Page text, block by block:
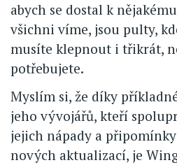
abych se dostal k
všichni víme, jsou pulty,
musíte klepnout i třikrát,
potřebujete.
Myslím si, že díky
jeho vývojářů, kteří
jejich nápady a
nových aktualizací, je